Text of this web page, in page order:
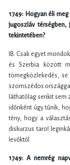
1749: Hogyan éli
jugoszláv
tekintetében?
IB: Csak egyet
és Szerbia között
tömegközlekedés,
szomszédos
láthatólag senkit sem
időnként úgy tűnik,
tény, hogy a
diskurzus tarol
levőktől.
1749: A nemrég